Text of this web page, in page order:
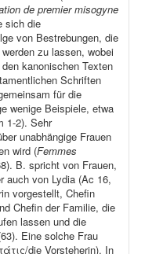
de premier misogyne
sich die
von Bestrebungen, die
zu lassen, wobei
kanonischen Texten
Schriften
für die
wenige Beispiele, etwa
1-2). Sehr
unabhängige Frauen
wird (Femmes
B. spricht von Frauen,
auch von Lydia (Ac 16,
vorgestellt, Chefin
Chefin der Familie, die
lassen und die
Eine solche Frau
die Vorsteherin). In